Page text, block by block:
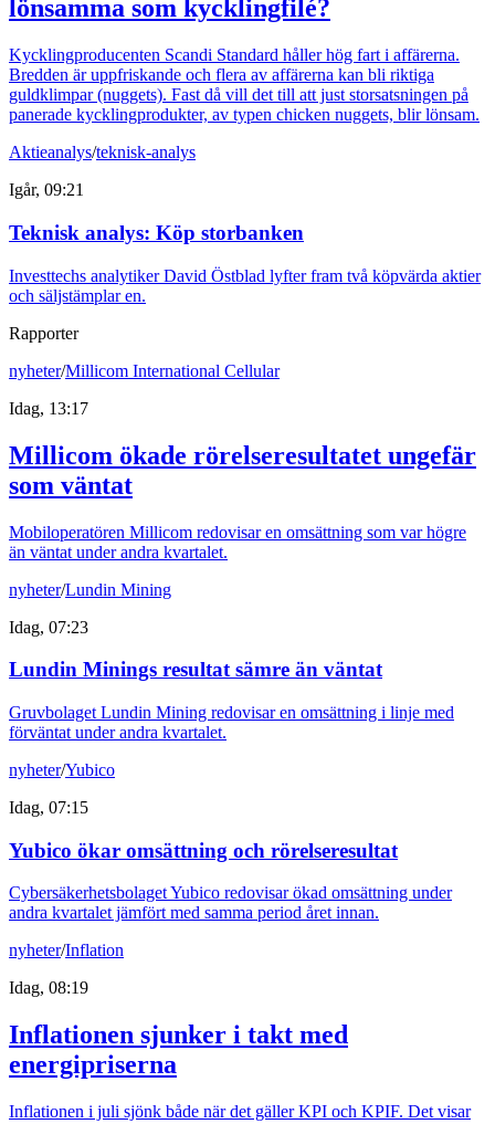
lönsamma som kycklingfilé?
Kycklingproducenten Scandi Standard håller hög fart i affärerna.
Bredden är uppfriskande och flera av affärerna kan bli riktiga
guldklimpar (nuggets). Fast då vill det till att just storsatsningen på
panerade kycklingprodukter, av typen chicken nuggets, blir lönsam.
Aktieanalys/teknisk-analys
Igår, 09:21
Teknisk analys: Köp storbanken
Investtechs analytiker David Östblad lyfter fram två köpvärda aktier
och säljstämplar en.
Rapporter
nyheter/Millicom International Cellular
Idag, 13:17
Millicom ökade rörelseresultatet ungefär
som väntat
Mobiloperatören Millicom redovisar en omsättning som var högre
än väntat under andra kvartalet.
nyheter/Lundin Mining
Idag, 07:23
Lundin Minings resultat sämre än väntat
Gruvbolaget Lundin Mining redovisar en omsättning i linje med
förväntat under andra kvartalet.
nyheter/Yubico
Idag, 07:15
Yubico ökar omsättning och rörelseresultat
Cybersäkerhetsbolaget Yubico redovisar ökad omsättning under
andra kvartalet jämfört med samma period året innan.
nyheter/Inflation
Idag, 08:19
Inflationen sjunker i takt med
energipriserna
Inflationen i juli sjönk både när det gäller KPI och KPIF. Det visar